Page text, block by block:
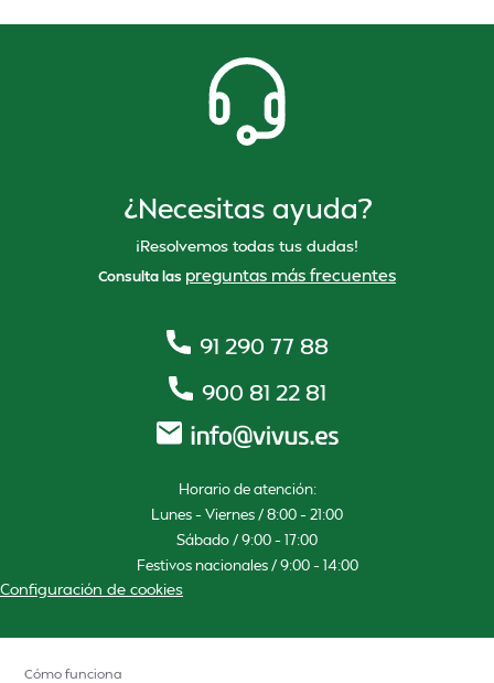
¿Necesitas ayuda?
¡Resolvemos todas tus dudas!
Consulta las preguntas más frecuentes
91 290 77 88
900 81 22 81
Horario de atención:
Lunes – Viernes / 8:00 – 21:00
Sábado / 9:00 – 17:00
Festivos nacionales / 9:00 – 14:00
Configuración de cookies
Cómo funciona